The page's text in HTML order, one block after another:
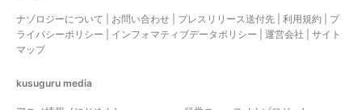
ナゾロジーについて お問い合わせ プレスリリース送付先 利用規約
プ
ライバシーポリシー
インフォマティブデータポリシー 運営会社
サイト
マップ
kusuguru media